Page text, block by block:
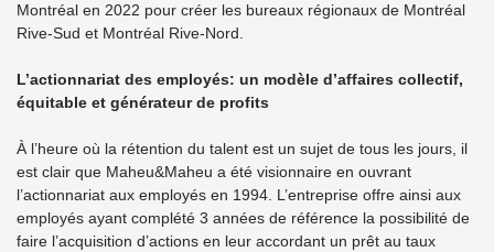
Montréal en 2022 pour créer les bureaux régionaux de Montréal
Rive-Sud et Montréal Rive-Nord.
L’actionnariat des employés: un modèle d’affaires collectif,
équitable et générateur de profits
À l’heure où la rétention du talent est un sujet de tous les jours, il
est clair que Maheu&Maheu a été visionnaire en ouvrant
l’actionnariat aux employés en 1994. L’entreprise offre ainsi aux
employés ayant complété 3 années de référence la possibilité de
faire l’acquisition d’actions en leur accordant un prêt au taux